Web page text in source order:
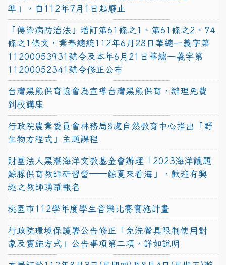
準」，自112年7月1日起廢止
「傳染病防治法」增訂第61條之1、第61條之2、74
條之1條文，業奉總統112年6月28日華總一義字第
11200053931號令及本年6月21日華總一義字第
11200052341號令修正公布
台灣黑熊保育協會為宣導台灣黑熊保育，辦理免費
到校講座
行政院農業委員會林務局8處自然教育中心推出「野
生物方程式」主題課程
財團法人黑潮海洋文教基金會辦理「2023海洋議題
鯨豚保育教師研習營──鯨夏來看海」，歡迎有興
趣之教師踴躍報名
桃園市112學年度學生音樂比賽實施計畫
行政院環境保護署公告修正「免洗餐具限制使用對
象及實施方式」公告事項第二項，詳如說明